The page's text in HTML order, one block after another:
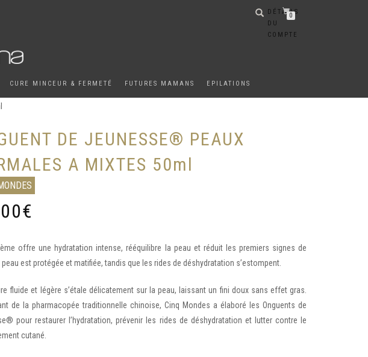
DÉTAILS
DU
COMPTE
0
CURE MINCEUR & FERMETÉ FUTURES MAMANS EPILATIONS
DE JEUNESSE® PEAUX
A MIXTES 50ml
€
offre une hydratation intense, rééquilibre la peau et réduit les premiers signes de
peau est protégée et matifiée, tandis que les rides de déshydratation s’estompent.
fluide et légère s’étale délicatement sur la peau, laissant un fini doux sans effet gras.
de la pharmacopée traditionnelle chinoise, Cinq Mondes a élaboré les Onguents de
pour restaurer l’hydratation, prévenir les rides de déshydratation et lutter contre le
cutané.